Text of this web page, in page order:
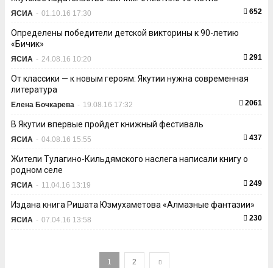
ЯСИА - 01.10.16 17:30 652
Определены победители детской викторины к 90-летию
«Бичик»
ЯСИА - 24.08.16 10:20 291
От классики — к новым героям: Якутии нужна современная
литература
Елена Бочкарева - 19.08.16 17:32 2061
В Якутии впервые пройдет книжный фестиваль
ЯСИА - 04.08.16 15:55 437
Жители Тулагино-Кильдямского наслега написали книгу о
родном селе
ЯСИА - 11.04.16 13:19 249
Издана книга Ришата Юзмухаметова «Алмазные фантазии»
ЯСИА - 07.04.16 13:58 230
1 2